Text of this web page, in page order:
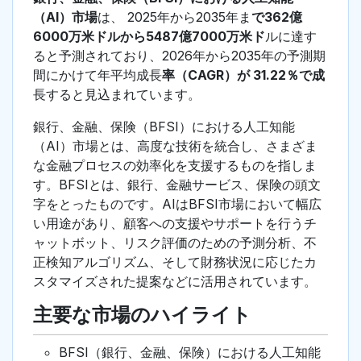
（AI）市場は、 2025年から2035年ま で362億
6000万米ドルから5487億7000万米ドルに達す
ると予測されており、2026年から2035年の予測期
間にかけて年平均成長率（CAGR）が 31.22％で成
長すると見込まれています。
銀行、金融、保険（BFSI）における人工知能
（AI）市場とは、高度な技術を統合し、さまざま
な金融プロセスの効率化を支援するものを指しま
す。BFSIとは、銀行、金融サービス、保険の頭文
字をとったものです。AIはBFSI市場において幅広
い用途があり、顧客への支援やサポートを行うチ
ャットボット、リスク評価のための予測分析、不
正検知アルゴリズム、そして財務状況に応じたカ
スタマイズされた提案などに活用されています。
主要な市場のハイライト
BFSI（銀行、金融、保険）における人工知能